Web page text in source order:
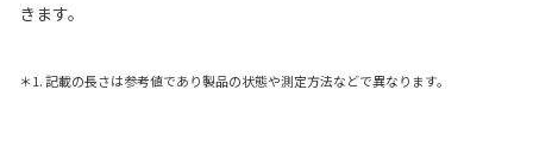
きます。
＊1. 記載の長さは参考値であり製品の状態や測定方法などで異なります。